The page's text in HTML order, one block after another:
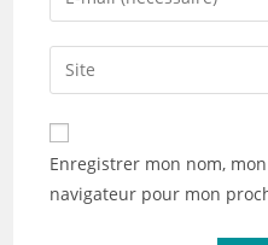
comment
your
email
address
comment
Saisir
l’URL
de
votre
(facultatif)
Enregistrer mon nom,
navigateur pour mon